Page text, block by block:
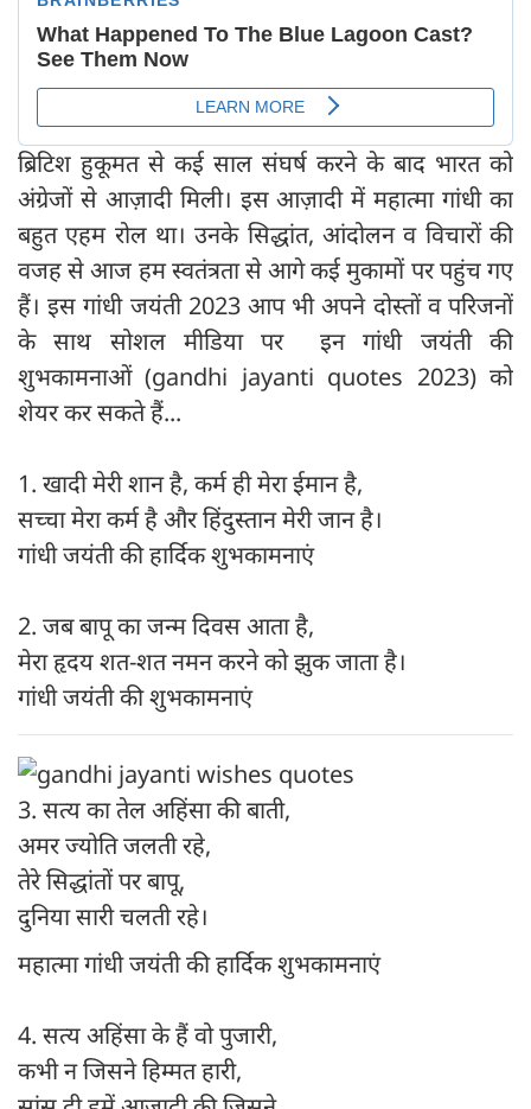
ब्रिटिश हुकूमत से कई साल संघर्ष करने के बाद भारत को
अंग्रेजों से आज़ादी मिली। इस आज़ादी में महात्मा गांधी का
बहुत एहम रोल था। उनके सिद्धांत, आंदोलन व विचारों की
वजह से आज हम स्वतंत्रता से आगे कई मुकामों पर पहुंच गए
हैं। इस गांधी जयंती 2023 आप भी अपने दोस्तों व परिजनों
के साथ सोशल मीडिया पर इन गांधी जयंती की
शुभकामनाओं (gandhi jayanti quotes 2023) को
शेयर कर सकते हैं...
1. खादी मेरी शान है, कर्म ही मेरा ईमान है,
सच्चा मेरा कर्म है और हिंदुस्तान मेरी जान है।
गांधी जयंती की हार्दिक शुभकामनाएं
2. जब बापू का जन्म दिवस आता है,
मेरा हृदय शत-शत नमन करने को झुक जाता है।
गांधी जयंती की शुभकामनाएं
3. सत्य का तेल अहिंसा की बाती,
अमर ज्योति जलती रहे,
तेरे सिद्धांतों पर बापू,
दुनिया सारी चलती रहे।
महात्मा गांधी जयंती की हार्दिक शुभकामनाएं
4. सत्य अहिंसा के हैं वो पुजारी,
कभी न जिसने हिम्मत हारी,